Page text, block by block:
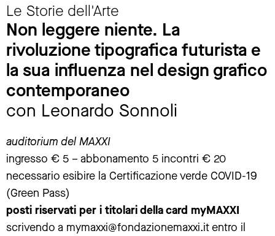
Le Storie dell'Arte
Non leggere niente. La
rivoluzione tipografica futurista e
la sua influenza nel design grafico
contemporaneo
con Leonardo Sonnoli
auditorium del MAXXI
ingresso € 5 – abbonamento 5 incontri € 20
necessario esibire la Certificazione verde COVID-19
(Green Pass)
posti riservati per i titolari della card myMAXXI
scrivendo a mymaxxi@fondazionemaxxi.itentro il